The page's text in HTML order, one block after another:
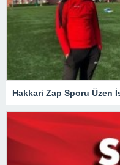
Hakkari Zap Sporu Üzen